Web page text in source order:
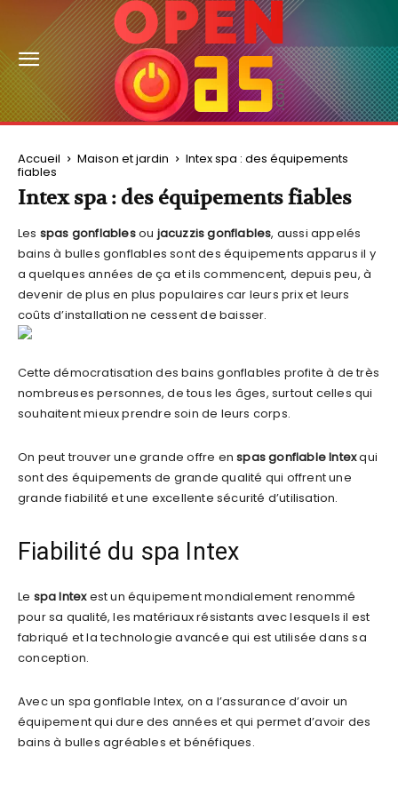
Accueil Maison et jardin Intex spa : des équipements
fiables
Intex spa : des équipements fiables
Les spas gonflablesou jacuzzis gonflables, aussi appelés
bains à bulles gonflables sont des équipements apparus il y
a quelques années de ça et ils commencent, depuis peu, à
devenir de plus en plus populaires car leurs prix et leurs
coûts d’installation ne cessent de baisser.
Cette démocratisation des bains gonflables profite à de très
nombreuses personnes, de tous les âges, surtout celles qui
souhaitent mieux prendre soin de leurs corps.
On peut trouver une grande offre enspas gonflable Intexqui
sont des équipements de grande qualité qui offrent une
grande fiabilité et une excellente sécurité d’utilisation.
Fiabilité du spa Intex
Le spa Intexest un équipement mondialement renommé
pour sa qualité, les matériaux résistants avec lesquels il est
fabriqué et la technologie avancée qui est utilisée dans sa
conception.
Avec un spa gonflable Intex, on a l’assurance d’avoir un
équipement qui dure des années et qui permet d’avoir des
bains à bulles agréables et bénéfiques.